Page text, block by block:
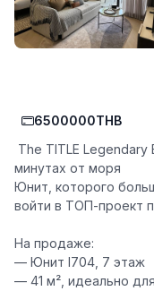
6500000THB
The TITLE
минутах от моря ️
Юнит, которого
войти в ТОП-проект
На продаже:
— Юнит I704, 7 этаж
— 41 м², идеально